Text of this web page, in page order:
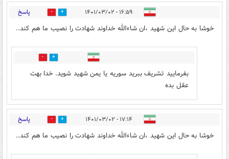
۱۶:۵۹ - ۱۴۰۱/۰۳/۰۲ 36 پاسخ
خوشا به حال این شهید ،ان شاءالله خداوند شهادت را نصیب ما هم کند..‌‌
4
بفرمایید تشریف ببرید سوریه یا یمن شهید شوید. خدا بهت
عقل بده
۱۷:۱۴ - ۱۴۰۱/۰۳/۰۲ 32 پاسخ
خوشا به حال این شهید ،ان شاءالله خداوند شهادت را نصیب ما هم کند..‌‌